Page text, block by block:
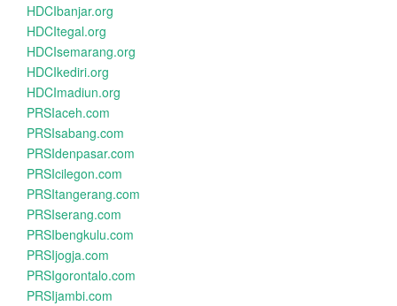
HDCIbanjar.org
HDCItegal.org
HDCIsemarang.org
HDCIkediri.org
HDCImadiun.org
PRSIaceh.com
PRSIsabang.com
PRSIdenpasar.com
PRSIcilegon.com
PRSItangerang.com
PRSIserang.com
PRSIbengkulu.com
PRSIjogja.com
PRSIgorontalo.com
PRSIjambi.com